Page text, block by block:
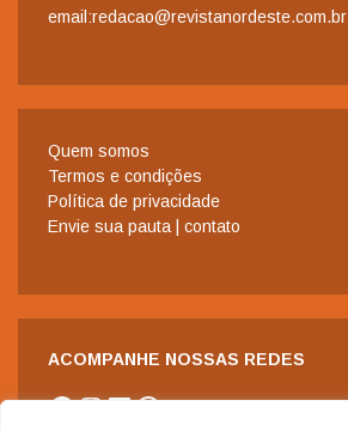
email:redacao@revistanordeste.com.br
Quem somos
Termos e condições
Política de privacidade
Envie sua pauta | contato
ACOMPANHE NOSSAS REDES
Facebook
Instagram
LinkedIn
WhatsApp